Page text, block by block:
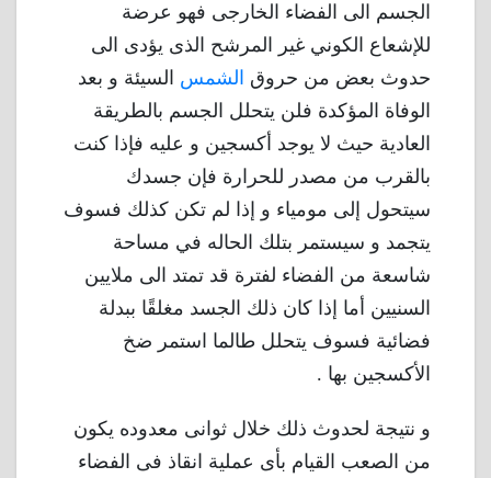
الجسم الى الفضاء الخارجى فهو عرضة
للإشعاع الكوني غير المرشح الذى يؤدى الى
حدوث بعض من حروق الشمس السيئة و بعد
الوفاة المؤكدة فلن يتحلل الجسم بالطريقة
العادية حيث لا يوجد أكسجين و عليه فإذا كنت
بالقرب من مصدر للحرارة فإن جسدك
سيتحول إلى مومياء و إذا لم تكن كذلك فسوف
يتجمد و سيستمر بتلك الحاله في مساحة
شاسعة من الفضاء لفترة قد تمتد الى ملايين
السنيين أما إذا كان ذلك الجسد مغلقًا ببدلة
فضائية فسوف يتحلل طالما استمر ضخ
الأكسجين بها .
و نتيجة لحدوث ذلك خلال ثوانى معدوده يكون
من الصعب القيام بأى عملية انقاذ فى الفضاء